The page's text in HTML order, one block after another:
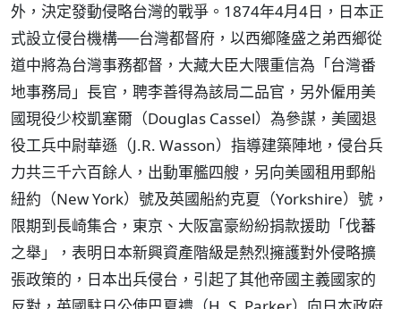
外，決定發動侵略台灣的戰爭。1874年4月4日，日本正
式設立侵台機構──台灣都督府，以西鄉隆盛之弟西鄉從
道中將為台灣事務都督，大藏大臣大隈重信為「台灣番
地事務局」長官，聘李善得為該局二品官，另外僱用美
國現役少校凱塞爾（Douglas Cassel）為參謀，美國退
役工兵中尉華遜（J.R. Wasson）指導建築陣地，侵台兵
力共三千六百餘人，出動軍艦四艘，另向美國租用郵船
紐約（New York）號及英國船約克夏（Yorkshire）號，
限期到長崎集合，東京、大阪富豪紛紛捐款援助「伐蕃
之舉」，表明日本新興資產階級是熱烈擁護對外侵略擴
張政策的，日本出兵侵台，引起了其他帝國主義國家的